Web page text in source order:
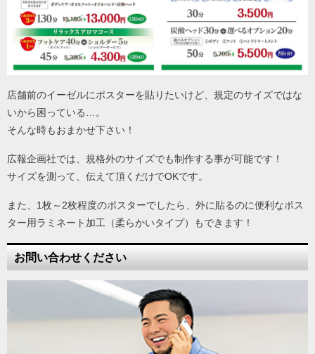
店舗前のイーゼルにポスターを貼りたいけど、規定のサイズではな
いから困っている…。
そんな時もおまかせ下さい！
広報企画社では、規格外のサイズでも制作する事が可能です！
サイズを測って、伝えて頂くだけでOKです。
また、1枚～2枚程度のポスターでしたら、外に貼るのに便利なポス
ター用ラミネート加工（柔らかいタイプ）もできます！
お問い合わせください